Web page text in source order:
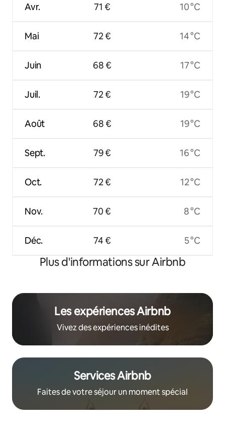
Avr.
Mai
Juin
Juil.
Août
Sept.
Oct.
Nov.
Déc.
71 €
72 €
68 €
72 €
68 €
79 €
72 €
70 €
74 €
10 °C
14 °C
17 °C
19 °C
19 °C
16 °C
12 °C
8 °C
5 °C
Plus d'informations sur Airbnb
Les expériences Airbnb
Vivez des expériences inédites
Services Airbnb
Faites de votre séjour un moment spécial